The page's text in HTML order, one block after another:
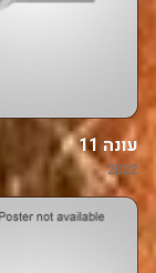
עונה 11
2022